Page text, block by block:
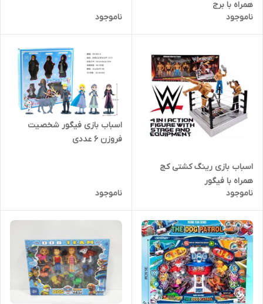
همراه با برج
ناموجود
ناموجود
اسباب بازی رینگ کشتی کج
همراه با فیگور
ناموجود
اسباب بازی فیگور شخصیت
فروزن 6 عددی
ناموجود